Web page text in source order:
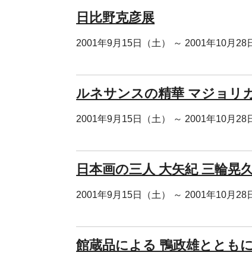
日比野克彦展
2001年9月15日（土） ～ 2001年10月28
ルネサンスの精華 マジョリ
2001年9月15日（土） ～ 2001年10月28
日本画の三人 大矢紀 三輪晃
2001年9月15日（土） ～ 2001年10月28
館蔵品による 鴨政雄ととも